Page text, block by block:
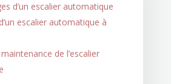
d’un escalier automatique
escalier automatique à
de l’escalier